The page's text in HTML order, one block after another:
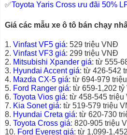
✅Toyota Yaris Cross ưu đãi 50%
Giá các mẫu xe ô tô bán chạy
1. Vinfast VF5 giá: 529 triệu VNĐ
2. Vinfast VF3 giá: 299 triệu VNĐ
2. Mitsubishi Xpander giá: từ 555-
3. Hyundai Accent giá: từ 426-542
4. Mazda CX-5 giá: từ 694-979
5. Ford Ranger giá: từ 659-1,202
6. Toyota Vios giá: từ 458-545 triệu
7. Kia Sonet giá: từ 519-579 triệu
8. Hyundai Creta giá: từ 620-730
9. Toyota Cross giá: 820-905 triệu
10. Ford Everest giá: từ 1,099-